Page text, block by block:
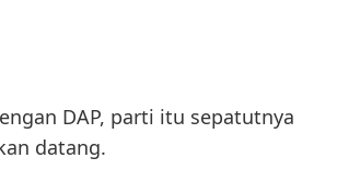
DAP, parti itu sepatutnya
datang.